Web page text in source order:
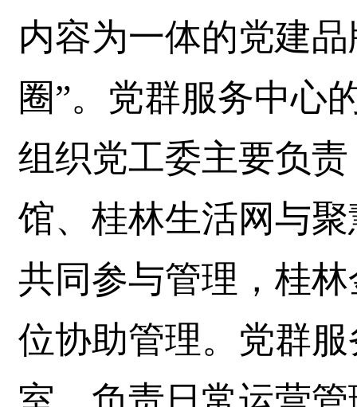
内容为一体的党建
圈”。党群服务中心
组织党工委主要负
馆、桂林生活网与
共同参与管理，桂
位协助管理。党群